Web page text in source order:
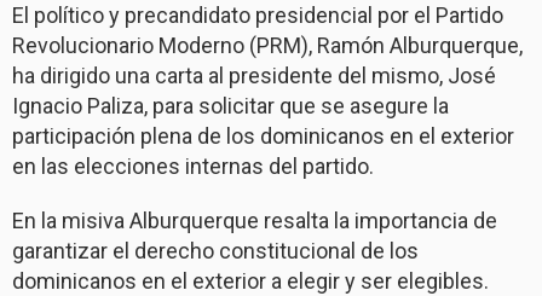
El político y precandidato presidencial por el Partido
Revolucionario Moderno (PRM), Ramón Alburquerque,
ha dirigido una carta al presidente del mismo, José
Ignacio Paliza, para solicitar que se asegure la
participación plena de los dominicanos en el exterior
en las elecciones internas del partido.
En la misiva Alburquerque resalta la importancia de
garantizar el derecho constitucional de los
dominicanos en el exterior a elegir y ser elegibles.